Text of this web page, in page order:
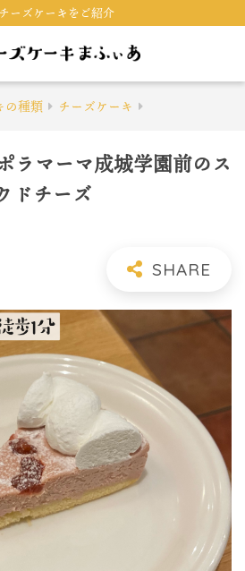
ーズケーキをご紹介
の種類 チーズケーキ
ラマーマ成城学園前のス
ドチーズ